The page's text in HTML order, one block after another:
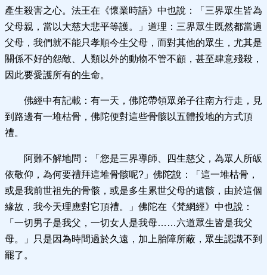
產生殺害之心。法王在《懷業時語》中也說：「三界眾生皆為
父母親，當以大慈大悲平等護。」道理：三界眾生既然都當過
父母，我們就不能只孝順今生父母，而對其他的眾生，尤其是
關係不好的怨敵、人類以外的動物不管不顧，甚至肆意殘殺，
因此要愛護所有的生命。
佛經中有記載：有一天，佛陀帶領眾弟子往南方行走，見
到路邊有一堆枯骨，佛陀便對這些骨骸以五體投地的方式頂
禮。
阿難不解地問：「您是三界導師、四生慈父，為眾人所皈
依敬仰，為何要禮拜這堆骨骸呢?」佛陀說：「這一堆枯骨，
或是我前世祖先的骨骸，或是多生累世父母的遺骸，由於這個
緣故，我今天理應對它頂禮。」佛陀在《梵網經》中也說：
「一切男子是我父，一切女人是我母……六道眾生皆是我父
母。」只是因為時間過於久遠，加上胎障所蔽，眾生認識不到
罷了。